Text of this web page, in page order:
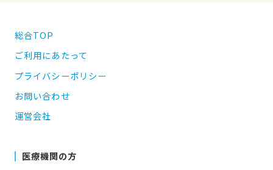
総合TOP
ご利用にあたって
プライバシーポリシー
お問い合わせ
運営会社
医療機関の方